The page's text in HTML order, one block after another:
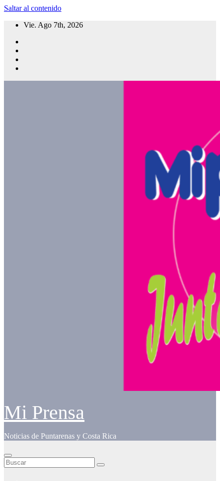
Saltar al contenido
Vie. Ago 7th, 2026
Mi Prensa
Noticias de Puntarenas y Costa Rica